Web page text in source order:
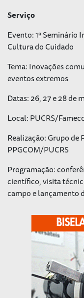
Serviço
Evento: 1º Seminário
Cultura do Cuidado
Tema: Inovações
eventos extremos
Datas: 26, 27 e 28 de
Local: PUCRS/
Realização: Grupo de
PPGCOM/PUCRS
Programação:
científico, visita
campo e lançamento